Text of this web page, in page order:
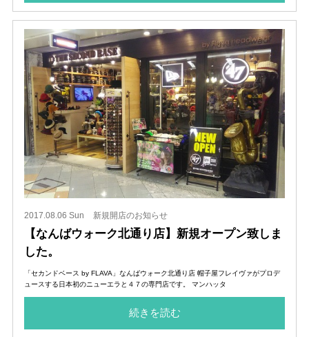
2017.08.06 Sun 新規開店のお知らせ
【なんばウォーク北通り店】新規オープン致しま
した。
「セカンドベース by FLAVA」なんばウォーク北通り店 帽子屋フレイヴァがプロデ
ュースする日本初のニューエラと４７の専門店です。 マンハッタ
続きを読む